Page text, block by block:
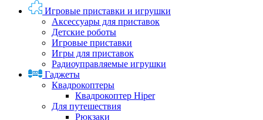
Игровые приставки и игрушки
Аксессуары для приставок
Детские роботы
Игровые приставки
Игры для приставок
Радиоуправляемые игрушки
Гаджеты
Квадрокоптеры
Квадрокоптер Hiper
Для путешествия
Рюкзаки